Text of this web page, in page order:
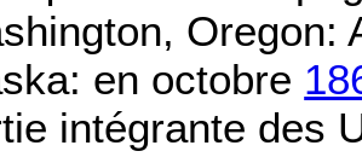
Oregon:
en octobre
intégrante des